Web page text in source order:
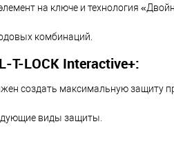
на ключе и технология
комбинаций.
LOCK Interactive+:
создать максимальную защиту
виды защиты.